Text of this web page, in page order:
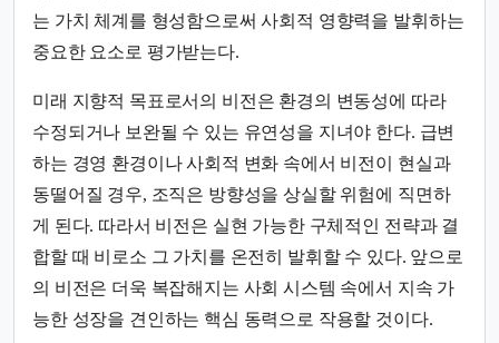
는 가치 체계를 형성함으로써 사회적 영향력을 발휘하는
중요한 요소로 평가받는다.
미래 지향적 목표로서의 비전은 환경의 변동성에 따라
수정되거나 보완될 수 있는 유연성을 지녀야 한다. 급변
하는 경영 환경이나 사회적 변화 속에서 비전이 현실과
동떨어질 경우, 조직은 방향성을 상실할 위험에 직면하
게 된다. 따라서 비전은 실현 가능한 구체적인 전략과 결
합할 때 비로소 그 가치를 온전히 발휘할 수 있다. 앞으로
의 비전은 더욱 복잡해지는 사회 시스템 속에서 지속 가
능한 성장을 견인하는 핵심 동력으로 작용할 것이다.